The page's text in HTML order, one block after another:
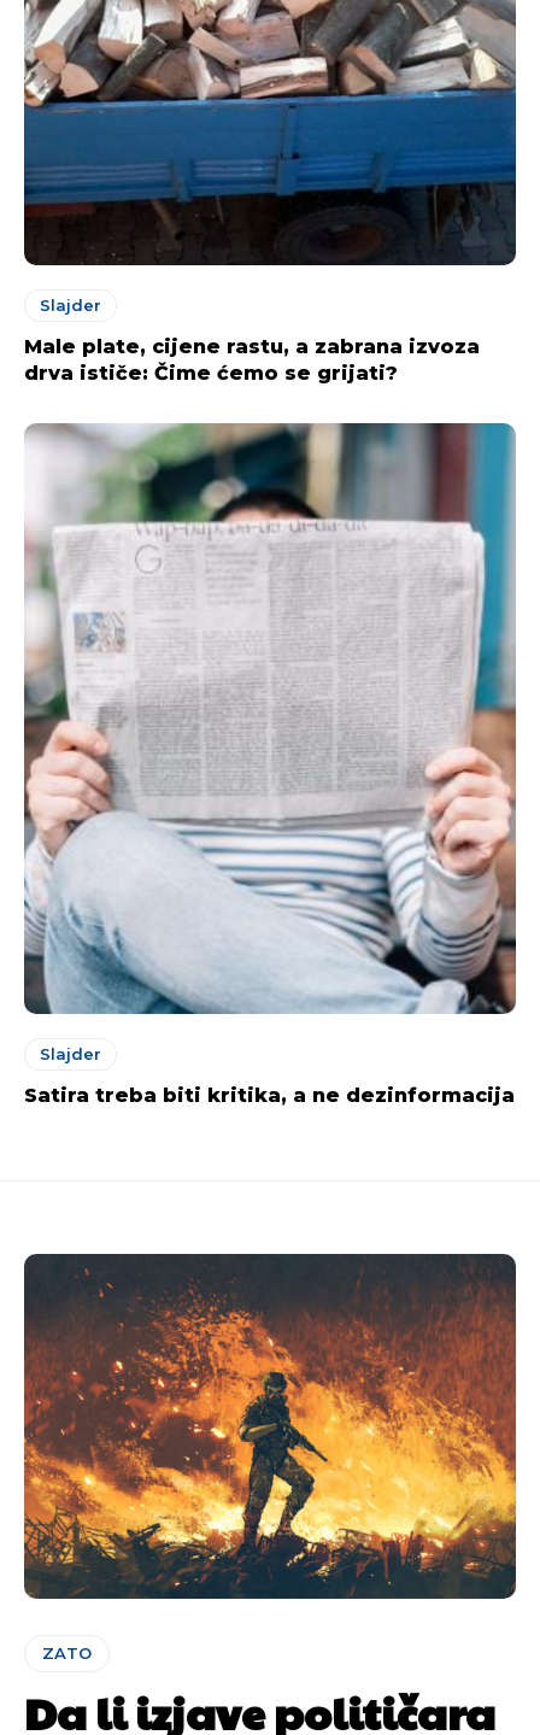
Slajder
Male plate, cijene rastu, a zabrana izvoza
drva ističe: Čime ćemo se grijati?
Slajder
Satira treba biti kritika, a ne dezinformacija
ZATO
Da li izjave političara